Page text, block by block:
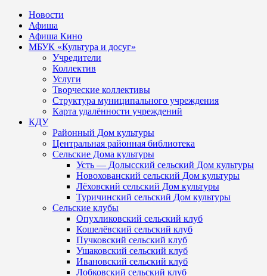
Новости
Афиша
Афиша Кино
МБУК «Культура и досуг»
Учредители
Коллектив
Услуги
Творческие коллективы
Структура муниципального учреждения
Карта удалённости учреждений
КДУ
Районный Дом культуры
Центральная районная библиотека
Сельские Дома культуры
Усть — Долысский сельский Дом культуры
Новохованский сельский Дом культуры
Лёховский сельский Дом культуры
Туричинский сельский Дом культуры
Сельские клубы
Опухликовский сельский клуб
Кошелёвский сельский клуб
Пучковский сельский клуб
Ушаковский сельский клуб
Ивановский сельский клуб
Лобковский сельский клуб